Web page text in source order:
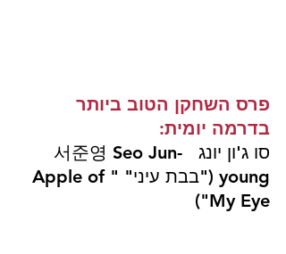
פרס השחקן הטוב ביותר
בדרמה יומית:
סו ג'ון יונג   서준영 Seo Jun-
young ("בבת עיני" "Apple of
My Eye")